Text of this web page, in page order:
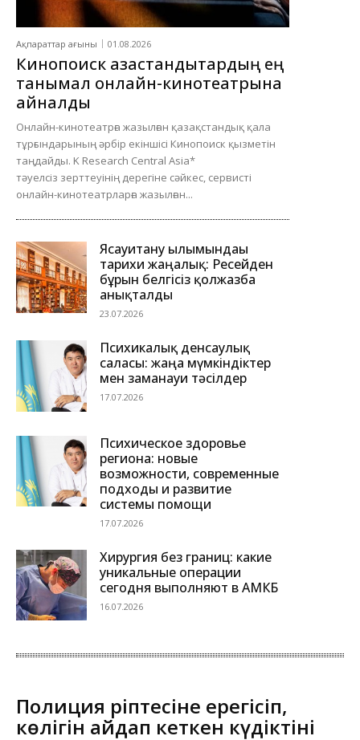
Ақпараттар ағыны 01.08.2026
Кинопоиск қазақстандықтардың ең
танымал онлайн-кинотеатрына
айналды
Онлайн-кинотеатрға жазылған қазақстандық қала
тұрғындарының әрбір екіншісі Кинопоиск қызметін
таңдайды. K Research Central Asia*
тәуелсіз зерттеуінің дерегіне сәйкес, сервисті
онлайн-кинотеатрларға жазылған...
Ясауитану ғылымындағы
тарихи жаңалық: Ресейден
бұрын белгісіз қолжазба
анықталды
23.07.2026
Психикалық денсаулық
саласы: жаңа мүмкіндіктер
мен заманауи тәсілдер
17.07.2026
Психическое здоровье
региона: новые
возможности, современные
подходы и развитие
системы помощи
17.07.2026
Хирургия без границ: какие
уникальные операции
сегодня выполняют в АМКБ
16.07.2026